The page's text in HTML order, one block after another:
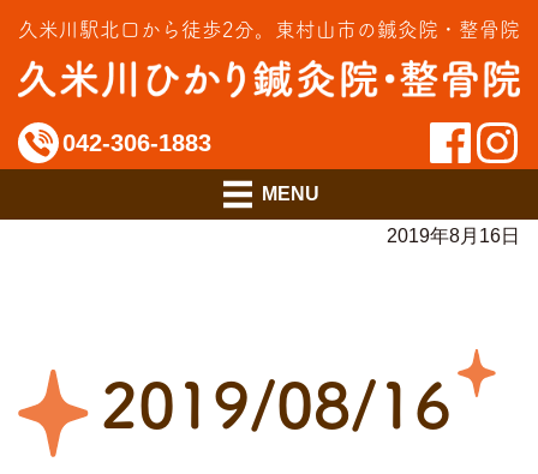
久米川駅北口から徒歩2分。 東村山市の鍼灸院・整骨院
042-306-1883
料金のご案内
アクセス
2019年8月16日
2019/08/16